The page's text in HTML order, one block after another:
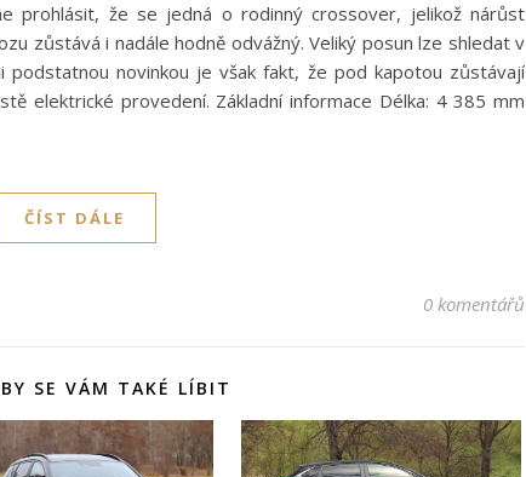
prohlásit, že se jedná o rodinný crossover, jelikož nárůst
zůstává i nadále hodně odvážný. Veliký posun lze shledat v
podstatnou novinkou je však fakt, že pod kapotou zůstávají
elektrické provedení. Základní informace Délka: 4 385 mm
ČÍST DÁLE
0 komentářů
SE VÁM TAKÉ LÍBIT